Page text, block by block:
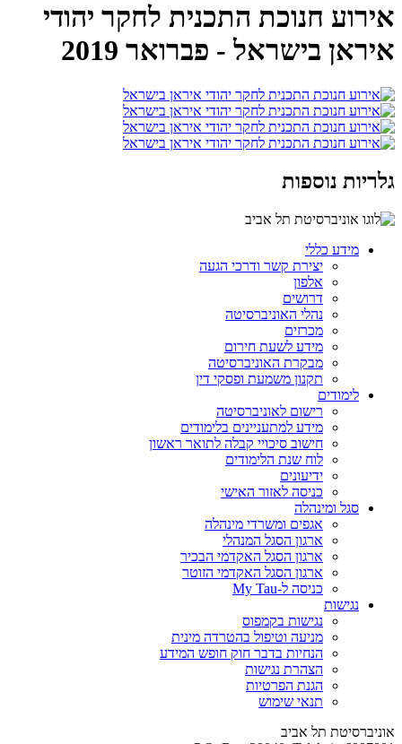
אירוע חנוכת התכנית לחקר יהודי
איראן בישראל - פברואר 2019
גלריות נוספות
מידע כללי
יצירת קשר ודרכי הגעה
אלפון
דרושים
נהלי האוניברסיטה
מכרזים
מידע לשעת חירום
מבקרת האוניברסיטה
תקנון משמעת ופסקי דין
לימודים
רישום לאוניברסיטה
מידע למתעניינים בלימודים
חישוב סיכויי קבלה לתואר ראשון
לוח שנת הלימודים
ידיעונים
כניסה לאזור האישי
סגל ומינהלה
אגפים ומשרדי מינהלה
ארגון הסגל המנהלי
ארגון הסגל האקדמי הבכיר
ארגון הסגל האקדמי הזוטר
כניסה ל-My Tau
נגישות
נגישות בקמפוס
מניעה וטיפול בהטרדה מינית
הנחיות בדבר חוק חופש המידע
הצהרת נגישות
הגנת הפרטיות
תנאי שימוש
אוניברסיטת תל אביב